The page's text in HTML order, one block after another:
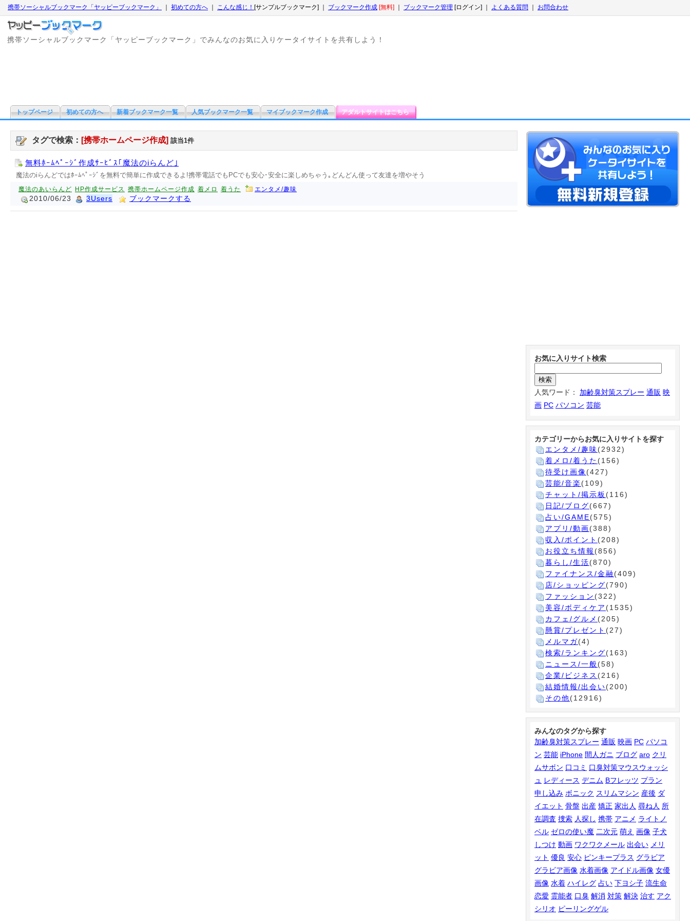
携帯ソーシャルブックマーク「ヤッピーブックマーク」 初めての方へ こんな感じ！ [サンプルブックマーク] ｜ ブックマーク作成 [無料] ブックマーク管理 [ログイン] ｜ よくある質問 お問合わせ
携帯ソーシャルブックマーク「ヤッピーブックマーク」でみんなのお気に入りケータイサイトを共有しよう！
トップページ 初めての方へ 新着ブックマーク一覧 人気ブックマーク一覧 マイブックマーク作成 アダルトサイトはこちら
タグで検索： [携帯ホームページ作成] 該当1件
無料ﾎｰﾑﾍﾟｰｼﾞ作成ｻｰﾋﾞｽ｢魔法のiらんど｣
魔法のiらんどではﾎｰﾑﾍﾟｰｼﾞを無料で簡単に作成できるよ!携帯電話でもPCでも安心･安全に楽しめちゃう｡どんどん使って友達を増やそう
魔法のあいらんど HP作成サービス 携帯ホームページ作成 着メロ 着うた エンタメ/趣味
2010/06/23 3Users ブックマークする
お気に入りサイト検索
人気ワード： 加齢臭対策スプレー 通販 映
画 PC パソコン 芸能
カテゴリーからお気に入りサイトを探す
エンタメ/趣味(2932)
着メロ/着うた (156)
待受け画像(427)
芸能/音楽 (109)
チャット/掲示板 (116)
日記/ブログ(667)
占い/GAME(575)
アプリ/動画(388)
収入/ポイント (208)
お役立ち情報 (856)
暮らし/生活(870)
ファイナンス/金融 (409)
店/ショッピング(790)
ファッション (322)
美容/ボディケア (1535)
カフェ/グルメ (205)
懸賞/プレゼント (27)
メルマガ(4)
検索/ランキング(163)
ニュース/一般(58)
企業/ビジネス (216)
結婚情報/出会い(200)
その他(12916)
みんなのタグから探す
加齢臭対策スプレー 通販 映画 PC パソコ
ン 芸能 iPhone 間人ガニ ブログ aro クリ
ムサボン 口コミ 口臭対策マウスウォッシ
ュ レディース デニム Bフレッツ プラン
申し込み ボニック スリムマシン 産後 ダ
イエット 骨盤 出産 矯正 家出人 尋ね人 所
在調査 捜索 人探し 携帯 アニメ ライトノ
ベル ゼロの使い魔 二次元 萌え 画像 子犬
しつけ 動画 ワクワクメール 出会い メリ
ット 優良 安心 ピンキープラス グラビア
グラビア画像 水着画像 アイドル画像 女優
画像 水着 ハイレグ 占い 下ヨシ子 流生命
恋愛 霊能者 口臭 解消 対策 解決 治す アク
シリオ ピーリングゲル